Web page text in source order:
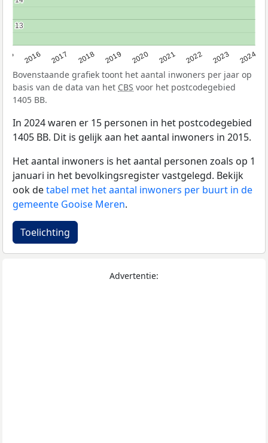
2016 2017 2018 2019 2020 2021 2022 2023 2024
13
13
Bovenstaande grafiek toont het aantal inwoners per jaar op
basis van de data van het CBS voor het postcodegebied
1405 BB.
In 2024 waren er 15 personen in het postcodegebied
1405 BB. Dit is gelijk aan het aantal inwoners in 2015.
Het aantal inwoners is het aantal personen zoals op 1
januari in het bevolkingsregister vastgelegd. Bekijk
ook detabel met het aantal inwoners per buurt in de
gemeente Gooise Meren.
Toelichting
Advertentie: